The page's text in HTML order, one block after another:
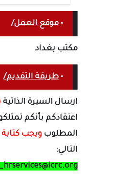
• موقع العمل/
مكتب بغداد
• طريقة التقديم/
ارسال السيرة الذاتية
اعتقادكم بأنكم
المطلوب ويجب
التالي: